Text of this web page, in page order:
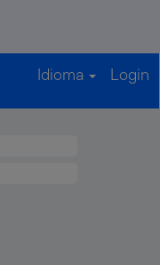
Idioma Login